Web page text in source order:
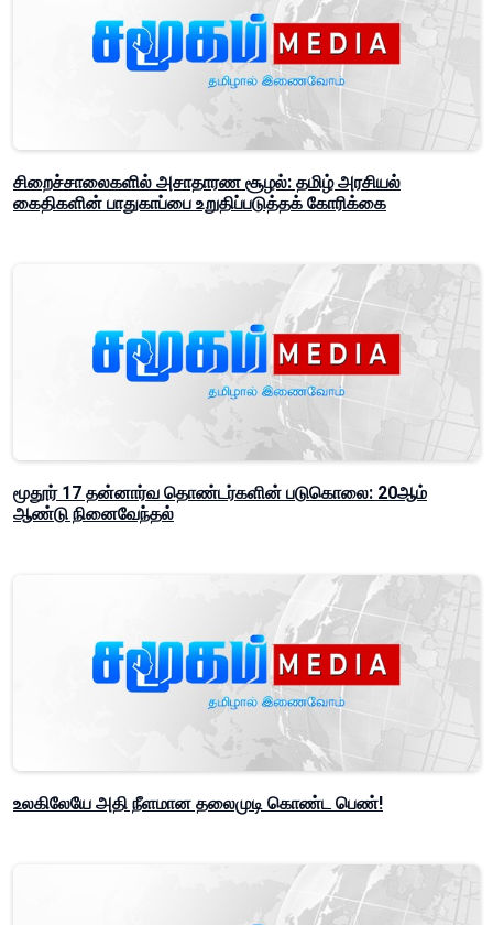
சிறைச்சாலைகளில் அசாதாரண சூழல்: தமிழ் அரசியல்
கைதிகளின் பாதுகாப்பை உறுதிப்படுத்தக் கோரிக்கை
மூதூர் 17 தன்னார்வ தொண்டர்களின் படுகொலை: 20ஆம்
ஆண்டு நினைவேந்தல்
உலகிலேயே அதி நீளமான தலைமுடி கொண்ட பெண்!